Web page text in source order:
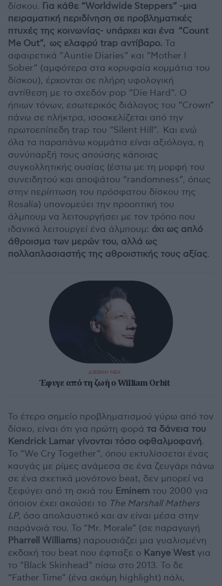
δίσκου. Για κάθε “Worldwide Steppers” -μια
πειραματική περιδίνηση σε προβληματικές
πτυχές της κοινωνίας- υπάρχει και ένα “Count
Me Out”, ως ελαφρύ trap αντίβαρο. Τα
αφαιρετικά “Auntie Diaries” και “Mother I
Sober” (αμφότερα στα κορυφαία κομμάτια του
δίσκου), έρχονται σε πλήρη υφολογική
αντίθεση με το σχεδόν pop “Die Hard”. Ο
ήπιων τόνων, εσωτερικός διάλογος του “Crown”
πάνω σε πλήκτρα, ισοσκελίζεται από την
πρωτοεπίπεδη trap του “Silent Hill”. Και ενώ
όλα τα παραπάνω κομμάτια είναι αξιόλογα, η
συνύπαρξή τους απούσης κάποιας
συγκολλητικής ουσίας (έστω με τη μορφή του
συνειδητού και αποψάτου “randomness”, όπως
στην περίπτωση του πρόσφατου δίσκου της
Rosalía) υπονομεύει την προοπτική του
άλμπουμ να λειτουργήσει με τον τρόπο που
ιδανικά λειτουργεί ένα άλμπουμ: όχι ως απλό
άθροισμα των μερών του, αλλά ως
πολλαπλασιαστής της αθροιστικής τους αξίας.
ΔΙΕΘΝΗ ΝΕΑ
Έφυγε από τη ζωή ο William Orbit
Το έτερο σημείο προβληματισμού γύρω από τον
δίσκο, είναι ότι για πρώτη φορά τα δάνεια του
Kendrick Lamar γίνονται τόσο οφθαλμοφανή.
Το “We Cry Together”, όπου εκτυλίσσεται ένας
καυγάς με ρίμες ανάμεσα σε ένα ζευγάρι πάνω
σε ένα σχετικά μονότονο beat, δεν μπορεί να
ξεφύγει από τη σκιά του Eminem του 2000 για
όποιον έχει ακούσει το The Marshall Mathers
LP, όσο απολαυστικό και αν είναι μέσα στην
παράνοιά του. Το “Mr. Morale” (σε παραγωγή
Pharrell Williams) παρουσιάζει μια γυαλισμένη
εκδοχή του beat που έφτιαξε ο Kanye West για
το “Black Skinhead” πίσω στο 2013. Το δε
“Father Time” (ένα ακόμη highlight) πάλι,